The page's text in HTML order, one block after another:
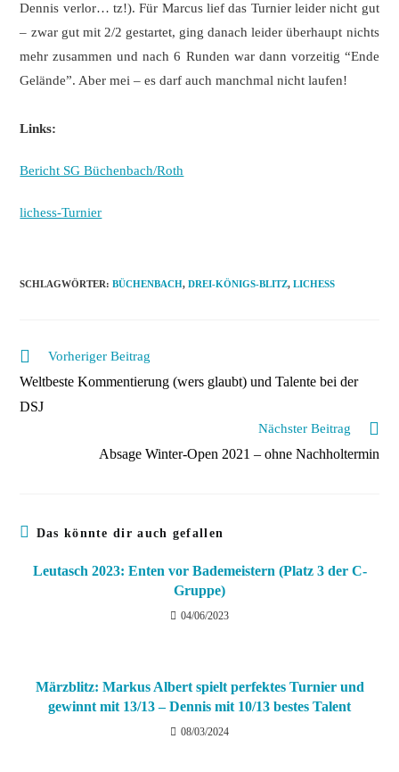
Dennis verlor… tz!). Für Marcus lief das Turnier leider nicht gut
– zwar gut mit 2/2 gestartet, ging danach leider überhaupt nichts
mehr zusammen und nach 6 Runden war dann vorzeitig “Ende
Gelände”. Aber mei – es darf auch manchmal nicht laufen!
Links:
Bericht SG Büchenbach/Roth
lichess-Turnier
SCHLAGWÖRTER:BÜCHENBACH, DREI-KÖNIGS-BLITZ, LICHESS
Weitere
ansehen
Vorheriger Beitrag
Weltbeste Kommentierung (wers glaubt) und Talente bei der
DSJ
Nächster Beitrag
Absage Winter-Open 2021 – ohne Nachholtermin
Das könnte dir auch gefallen
Leutasch 2023: Enten vor Bademeistern (Platz 3 der C-
Gruppe)
04/06/2023
Märzblitz: Markus Albert spielt perfektes Turnier und
gewinnt mit 13/13 – Dennis mit 10/13 bestes Talent
08/03/2024